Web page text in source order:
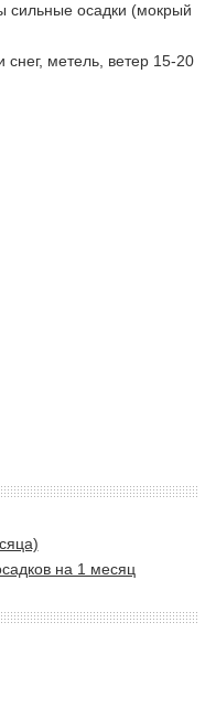
сильные осадки (мокрый
снег, метель, ветер 15-20
на 1 месяц